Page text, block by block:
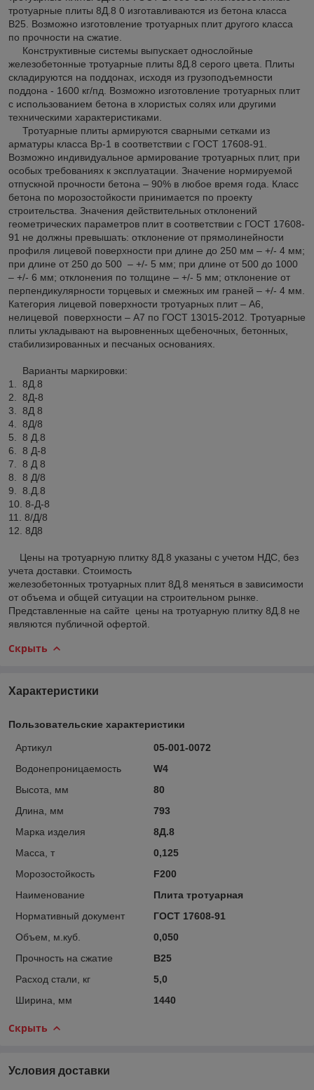
тротуарные плиты 8Д.8 0 изготавливаются из бетона класса
В25. Возможно изготовление тротуарных плит другого класса
по прочности на сжатие.
Конструктивные системы выпускает однослойные
железобетонные тротуарные плиты 8Д.8 серого цвета. Плиты
складируются на поддонах, исходя из грузоподъемности
поддона - 1600 кг/пд. Возможно изготовление тротуарных плит
с использованием бетона в хлористых солях или другими
техническими характеристиками.
Тротуарные плиты армируются сварными сетками из
арматуры класса Вр-1 в соответствии с ГОСТ 17608-91.
Возможно индивидуальное армирование тротуарных плит, при
особых требованиях к эксплуатации. Значение нормируемой
отпускной прочности бетона – 90% в любое время года. Класс
бетона по морозостойкости принимается по проекту
строительства. Значения действительных отклонений
геометрических параметров плит в соответствии с ГОСТ 17608-
91 не должны превышать: отклонение от прямолинейности
профиля лицевой поверхности при длине до 250 мм – +/- 4 мм;
при длине от 250 до 500 – +/- 5 мм; при длине от 500 до 1000
– +/- 6 мм; отклонения по толщине – +/- 5 мм; отклонение от
перпендикулярности торцевых и смежных им граней – +/- 4 мм.
Категория лицевой поверхности тротуарных плит – А6,
нелицевой поверхности – А7 по ГОСТ 13015-2012. Тротуарные
плиты укладывают на выровненных щебеночных, бетонных,
стабилизированных и песчаных основаниях.
Варианты маркировки:
1. 8Д.8
2. 8Д-8
3. 8Д 8
4. 8Д/8
5. 8 Д.8
6. 8 Д-8
7. 8 Д 8
8. 8 Д/8
9. 8.Д.8
10. 8-Д-8
11. 8/Д/8
12. 8Д8
Цены на тротуарную плитку 8Д.8 указаны с учетом НДС, без
учета доставки. Стоимость
железобетонных тротуарных плит 8Д.8 меняться в зависимости
от объема и общей ситуации на строительном рынке.
Представленные на сайте цены на тротуарную плитку 8Д.8 не
являются публичной офертой.
Скрыть
Характеристики
Пользовательские характеристики
Артикул
05-001-0072
Водонепроницаемость
W4
Высота, мм
80
Длина, мм
793
Марка изделия
8Д.8
Масса, т
0,125
Морозостойкость
F200
Наименование
Плита тротуарная
Нормативный документ
ГОСТ 17608-91
Объем, м.куб.
0,050
Прочность на сжатие
B25
Расход стали, кг
5,0
Ширина, мм
1440
Скрыть
Условия доставки